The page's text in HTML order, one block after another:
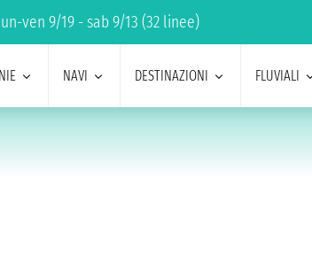
ven 9/19 - sab 9/13 (32 linee)
NAVI DESTINAZIONI FLUVIALI